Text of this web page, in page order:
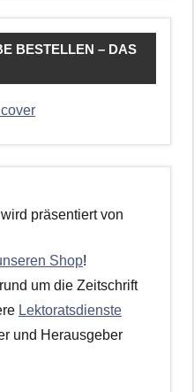
BESTELLEN – DAS
präsentiert von
Shop!
um die Zeitschrift
Lektoratsdienste
und Herausgeber